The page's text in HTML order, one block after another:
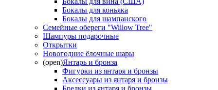
Бокалы для коньяка
Бокалы для шампанского
Семейные обереги "Willow Tree"
Шампуры подарочные
Открытки
Новогодние ёлочные шары
(open)Янтарь и бронза
Фигурки из янтаря и бронзы
Аксессуары из янтаря и бронзы
Брелки из янтаря и бронзы